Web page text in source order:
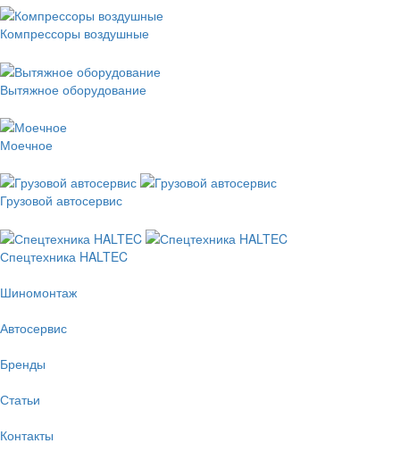
Компрессоры воздушные
Вытяжное оборудование
Моечное
Грузовой автосервис
Спецтехника HALTEC
Шиномонтаж
Автосервис
Бренды
Статьи
Контакты